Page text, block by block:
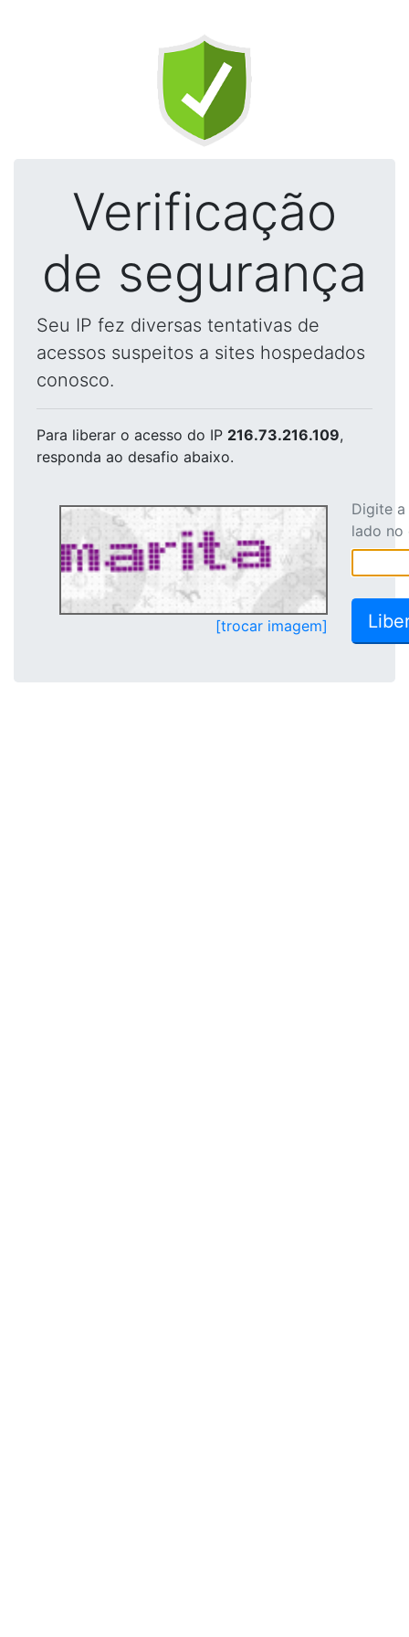
Verificação
de segurança
Seu IP fez diversas tentativas de
acessos suspeitos a sites hospedados
conosco.
Para liberar o acesso do IP 216.73.216.109,
responda ao desafio abaixo.
[trocar imagem]
Digite
lado no